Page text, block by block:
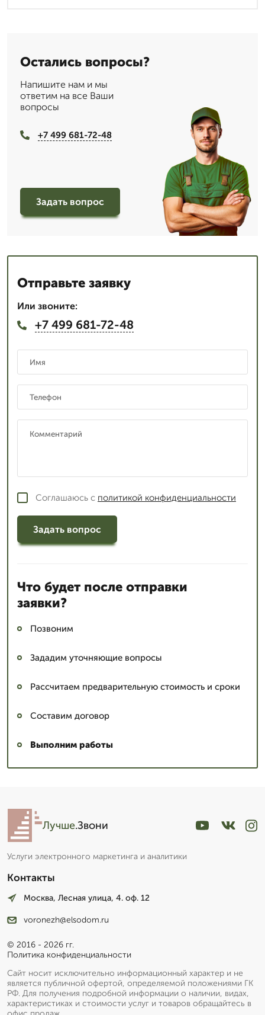
Остались вопросы?
Напишите нам и мы
ответим на все Ваши
вопросы
+7 499 681-72-48
Задать вопрос
Отправьте заявку
Или звоните:
+7 499 681-72-48
Соглашаюсь с политикой конфиденциальности
Задать вопрос
Что будет после отправки
заявки?
Позвоним
Зададим уточняющие вопросы
Рассчитаем предварительную стоимость и сроки
Составим договор
Выполним работы
Лучше.Звони
Услуги электронного маркетинга и аналитики
Контакты
Москва, Лесная улица, 4. оф. 12
voronezh@elsodom.ru
© 2016 - 2026 гг.
Политика конфиденциальности
Сайт носит исключительно информационный характер и не
является публичной офертой, определяемой положениями ГК
РФ. Для получения подробной информации о наличии, видах,
характеристиках и стоимости услуг и товаров обращайтесь в